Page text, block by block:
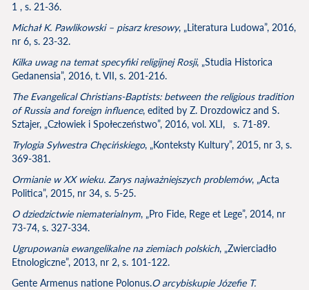
1 , s. 21-36.
Michał K. Pawlikowski – pisarz kresowy, „Literatura Ludowa”, 2016,
nr 6, s. 23-32.
Kilka uwag na temat specyfiki religijnej Rosji, „Studia Historica
Gedanensia”, 2016, t. VII, s. 201-216.
The Evangelical Christians-Baptists: between the religious tradition
of Russia and foreign influence, edited by Z. Drozdowicz and S.
Sztajer, „Człowiek i Społeczeństwo”, 2016, vol. XLI, s. 71-89.
Trylogia Sylwestra Chęcińskiego, „Konteksty Kultury”, 2015, nr 3, s.
369-381.
Ormianie w XX wieku. Zarys najważniejszych problemów, „Acta
Politica”, 2015, nr 34, s. 5-25.
O dziedzictwie niematerialnym, „Pro Fide, Rege et Lege”, 2014, nr
73-74, s. 327-334.
Ugrupowania ewangelikalne na ziemiach polskich, „Zwierciadło
Etnologiczne”, 2013, nr 2, s. 101-122.
Gente Armenus natione Polonus.O arcybiskupie Józefie T.